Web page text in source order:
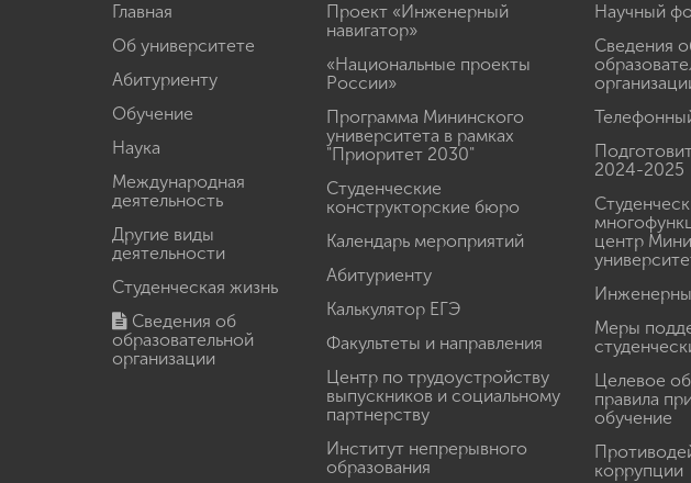
Главная
Об университете
Абитуриенту
Обучение
Наука
Международная
деятельность
Другие виды
деятельности
Студенческая жизнь
Сведения об
образовательной
организации
Проект «Инженерный
навигатор»
«Национальные проекты
России»
Программа Мининского
университета в рамках
"Приоритет 2030"
Студенческие
конструкторские бюро
Календарь мероприятий
Абитуриенту
Калькулятор ЕГЭ
Факультеты и направления
Центр по трудоустройству
выпускников и социальному
партнерству
Институт непрерывного
образования
Научный
Сведения
2024-2025
центр
Меры
Целевое
правила
обучение
коррупции